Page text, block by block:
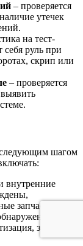
– проверяется
утечек
на тест-
себя руль при
скрип или
– проверяется
следующим шагом
внутренние
запчасти.
замена